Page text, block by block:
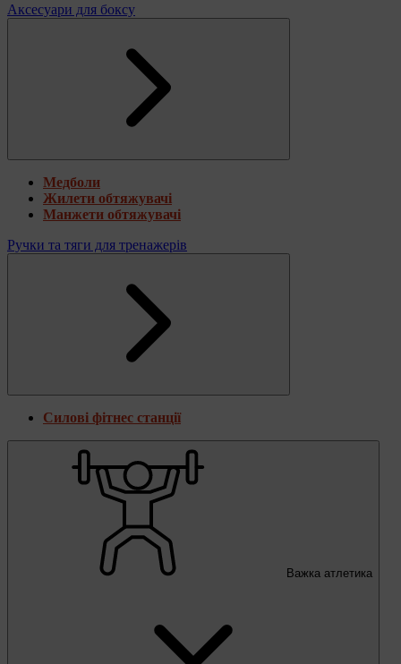
Аксесуари для боксу
Медболи
Жилети обтяжувачі
Манжети обтяжувачі
Ручки та тяги для тренажерів
Силові фітнес станції
Важка атлетика